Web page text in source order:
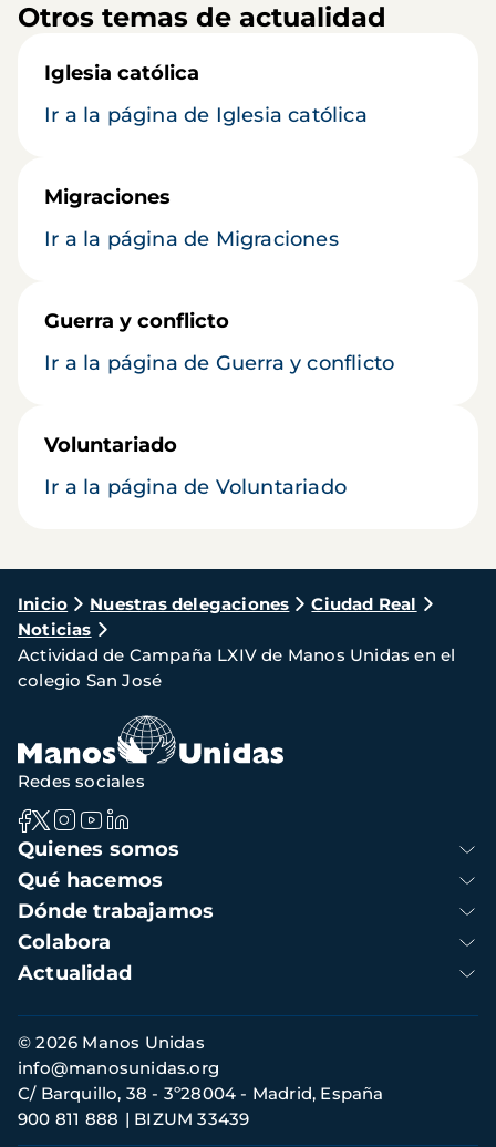
Otros temas de actualidad
Iglesia católica
Ir a la página de Iglesia católica
Migraciones
Ir a la página de Migraciones
Guerra y conflicto
Ir a la página de Guerra y conflicto
Voluntariado
Ir a la página de Voluntariado
Ruta
de
navegación
Inicio Nuestras delegaciones
Ciudad Real
Noticias
Actividad de Campaña LXIV de Manos Unidas en el
colegio San José
Navegación
principal
Quienes somos
Qué hacemos
Dónde trabajamos
Colabora
Actualidad
Redes sociales
Información
de
contacto
© 2026 Manos Unidas
C/ Barquillo, 38 - 3º28004 - Madrid, España
900 811 888
BIZUM 33439
info@manosunidas.org